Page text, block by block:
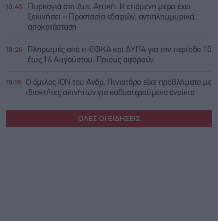
10:45
Πυρκαγιά στη Δυτ. Αττική: Η επόμενη μέρα έχει
ξεκινήσει – Προστασία εδαφών, αντιπλημμυρικά,
αποκατάσταση
10:26
Πληρωμές από e-ΕΦΚΑ και ΔΥΠΑ για την περίοδο 10
έως 14 Αυγούστου: Ποιους αφορούν
10:18
Ο όμιλος ΙΟΝ του Ανδρ. Πινιατάρο είχε προβλήματα με
ιδιοκτήτες ακινήτων για καθυστερούμενα ενοίκια
ΟΛΕΣ ΟΙ ΕΙΔΗΣΕΙΣ